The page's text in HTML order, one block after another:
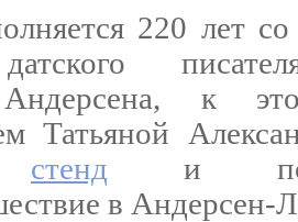
220 лет
к
Татьяной
стенд и
в Андерсен-